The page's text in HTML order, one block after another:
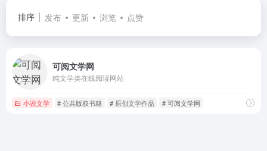
排序 发布 更新 浏览 点赞
可阅文学网
纯文学类在线阅读网站
小说文学 # 公共版权书籍 # 原创文学作品 # 可阅文学网